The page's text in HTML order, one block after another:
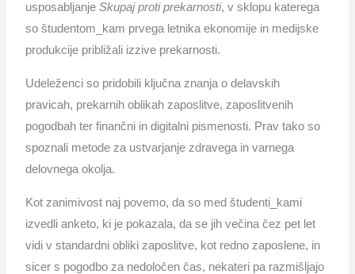
usposabljanjeSkupaj proti prekarnosti, v sklopu katerega
so študentom_kam prvega letnika ekonomije in medijske
produkcije približali izzive prekarnosti.
Udeleženci so pridobili ključna znanja o delavskih
pravicah, prekarnih oblikah zaposlitve, zaposlitvenih
pogodbah ter finančni in digitalni pismenosti. Prav tako so
spoznali metode za ustvarjanje zdravega in varnega
delovnega okolja.
Kot zanimivost naj povemo, da so med študenti_kami
izvedli anketo, ki je pokazala, da se jih večina čez pet let
vidi v standardni obliki zaposlitve, kot redno zaposlene, in
sicer s pogodbo za nedoločen čas, nekateri pa razmišljajo